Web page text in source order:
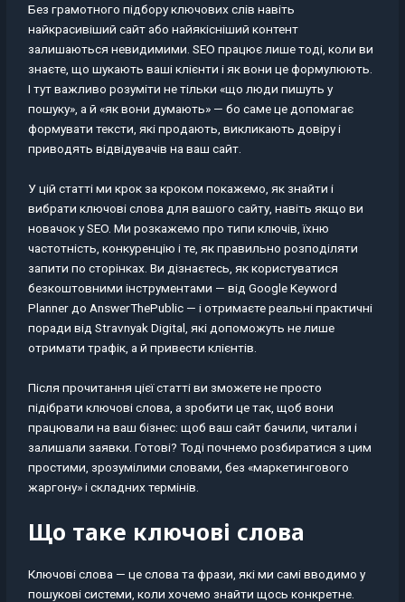
Без грамотного підбору ключових слів навіть
найкрасивіший сайт або найякісніший контент
залишаються невидимими. SEO працює лише тоді, коли ви
знаєте, що шукають ваші клієнти і як вони це формулюють.
І тут важливо розуміти не тільки «що люди пишуть у
пошуку», а й «як вони думають» — бо саме це допомагає
формувати тексти, які продають, викликають довіру і
приводять відвідувачів на ваш сайт.
У цій статті ми крок за кроком покажемо, як знайти і
вибрати ключові слова для вашого сайту, навіть якщо ви
новачок у SEO. Ми розкажемо про типи ключів, їхню
частотність, конкуренцію і те, як правильно розподіляти
запити по сторінках. Ви дізнаєтесь, як користуватися
безкоштовними інструментами — від Google Keyword
Planner до AnswerThePublic — і отримаєте реальні практичні
поради від Stravnyak Digital, які допоможуть не лише
отримати трафік, а й привести клієнтів.
Після прочитання цієї статті ви зможете не просто
підібрати ключові слова, а зробити це так, щоб вони
працювали на ваш бізнес: щоб ваш сайт бачили, читали і
залишали заявки. Готові? Тоді почнемо розбиратися з цим
простими, зрозумілими словами, без «маркетингового
жаргону» і складних термінів.
Що таке ключові слова
Ключові слова — це слова та фрази, які ми самі вводимо у
пошукові системи, коли хочемо знайти щось конкретне.